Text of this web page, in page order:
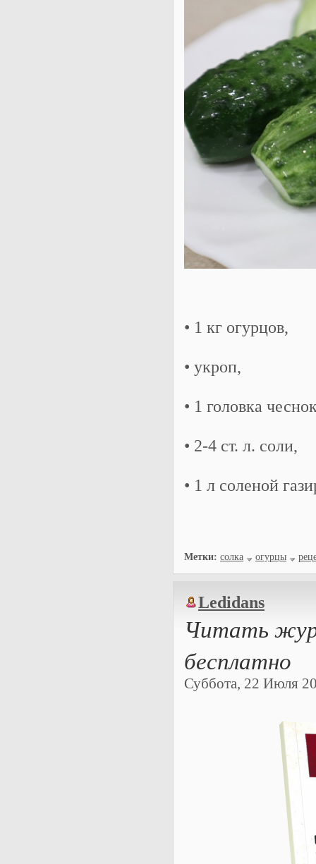
• 1 кг огурцов,
• укроп,
• 1 головка
• 2-4 ст. л. соли,
• 1 л соленой
Метки: солка огурцы
Ledidans
Читать
бесплатно
Суббота, 22 Июля